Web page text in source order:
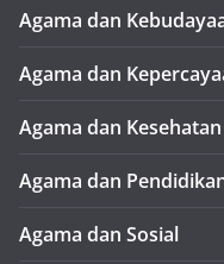
Agama dan
Agama dan
Agama dan Kesehatan
Agama dan
Agama dan Sosial